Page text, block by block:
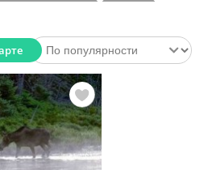
Торговые центры
учреждения
Природные парки